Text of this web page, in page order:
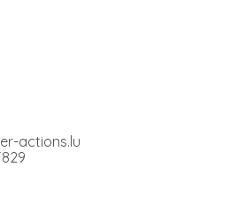
actions.lu